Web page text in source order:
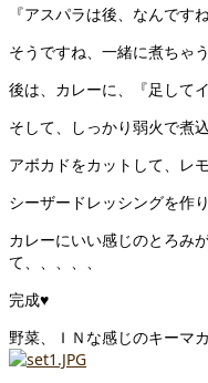
『アスパラは後、なんです
そうですね、一緒に煮ちゃ
後は、カレーに、『足して
そして、しっかり弱火で煮込
アボカドをカットして、レ
シーザードレッシングを作り
カレーにいい感じのとろみ
て、、、、、
完成♥
野菜、ＩＮな感じのキーマ